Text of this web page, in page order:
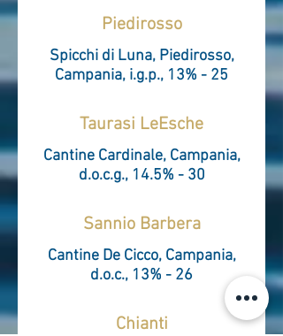
Piedirosso
Spicchi di Luna, Piedirosso,
Campania, i.g.p., 13% - 25
Taurasi LeEsche
Cantine Cardinale, Campania,
d.o.c.g., 14.5% - 30
Sannio Barbera
Cantine De Cicco, Campania,
d.o.c., 13% - 26
Chianti